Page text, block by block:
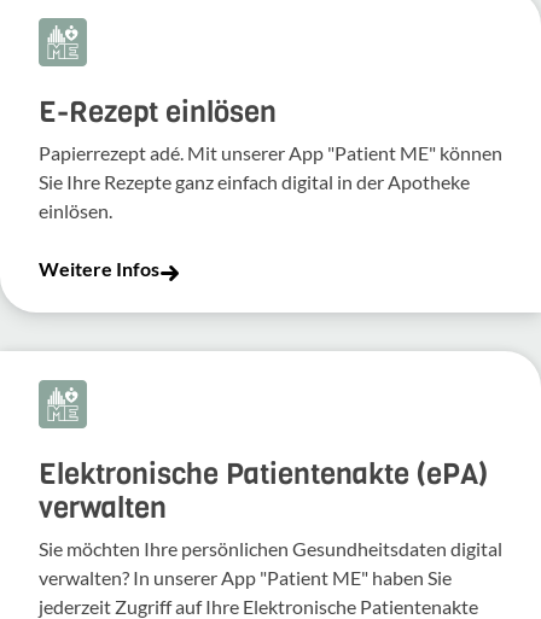
E-Rezept einlösen
Papierrezept adé. Mit unserer App "Patient ME" können
Sie Ihre Rezepte ganz einfach digital in der Apotheke
einlösen.
Weitere Infos
Elektronische Patientenakte (ePA)
verwalten
Sie möchten Ihre persönlichen Gesundheitsdaten digital
verwalten? In unserer App "Patient ME" haben Sie
jederzeit Zugriff auf Ihre Elektronische Patientenakte